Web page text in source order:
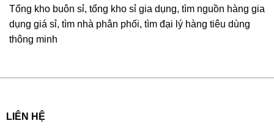
Tổng kho buôn sỉ, tổng kho sỉ gia dụng, tìm nguồn hàng gia
dụng giá sỉ, tìm nhà phân phối, tìm đại lý hàng tiêu dùng
thông minh
LIÊN HỆ